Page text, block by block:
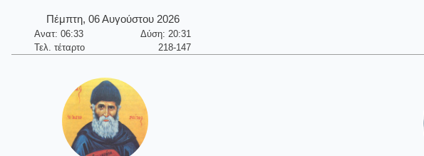
Πέμπτη, 06 Αυγούστου 2026
Ανατ: 06:33
Δύση: 20:31
Τελ. τέταρτο
218-147